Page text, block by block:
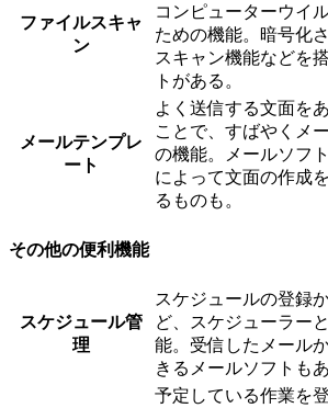
ファイルスキャ
ン
コンピューターウイ
ための機能。暗号化
スキャン機能などを
トがある。
メールテンプレ
ート
よく送信する文面を
ことで、すばやくメ
の機能。メールソフ
によって文面の作成
るものも。
その他の便利機能
スケジュール管
理
スケジュールの登録
ど、スケジューラー
能。受信したメール
きるメールソフトもあ
予定している作業を